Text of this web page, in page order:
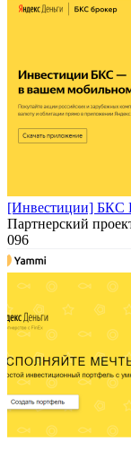
[Инвестиции] БКС
Партнерский
096